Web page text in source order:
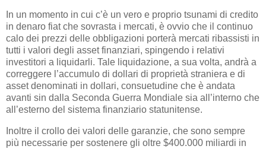
In un momento in cui c’è un vero e proprio tsunami di credito
in denaro fiat che sovrasta i mercati, è ovvio che il continuo
calo dei prezzi delle obbligazioni porterà mercati ribassisti in
tutti i valori degli asset finanziari, spingendo i relativi
investitori a liquidarli. Tale liquidazione, a sua volta, andrà a
correggere l’accumulo di dollari di proprietà straniera e di
asset denominati in dollari, consuetudine che è andata
avanti sin dalla Seconda Guerra Mondiale sia all’interno che
all’esterno del sistema finanziario statunitense.
Inoltre il crollo dei valori delle garanzie, che sono sempre
più necessarie per sostenere gli oltre $400.000 miliardi in